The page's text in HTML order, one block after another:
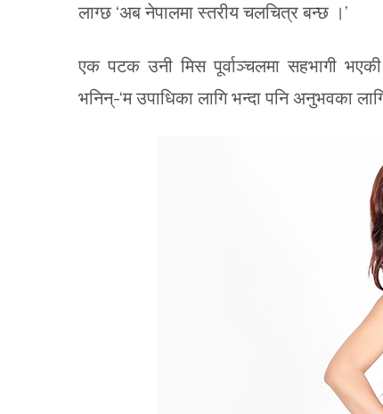
लाग्छ ‘अब नेपालमा स्तरीय चलचित्र बन्छ ।’
एक पटक उनी मिस पूर्वाञ्चलमा सहभागी
भनिन्-‘म उपाधिका लागि भन्दा पनि अनुभवका